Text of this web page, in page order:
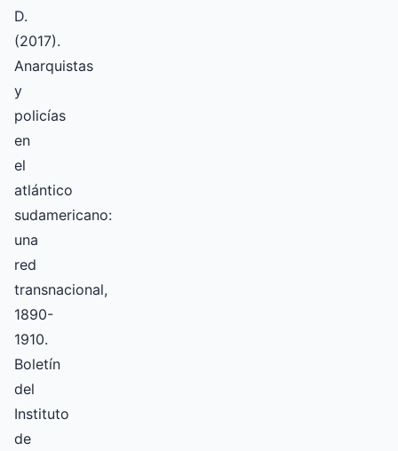
D.
(2017).
Anarquistas
y
policías
en
el
atlántico
sudamericano:
una
red
transnacional,
1890-
1910.
Boletín
del
Instituto
de